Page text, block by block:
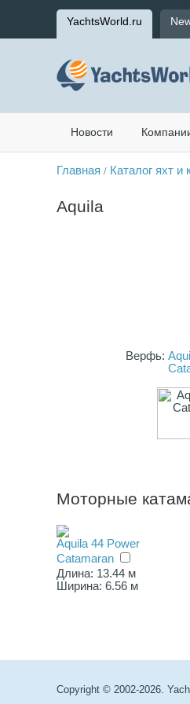
YachtsWorld.ru
Новости
Главная / Каталог яхт и
Aquila
Верфь:
Моторные
Aquila 44 Power
Catamaran
Длина: 13.44 м
Ширина: 6.56 м
Copyright © 2002-2026.